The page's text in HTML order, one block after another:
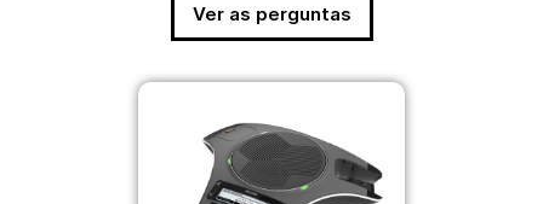
Ver as perguntas